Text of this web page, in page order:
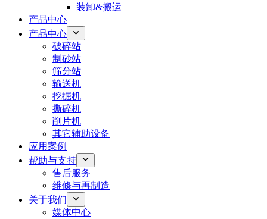
装卸&搬运
产品中心
产品中心
破碎站
制砂站
筛分站
输送机
挖掘机
撕碎机
削片机
其它辅助设备
应用案例
帮助与支持
售后服务
维修与再制造
关于我们
媒体中心